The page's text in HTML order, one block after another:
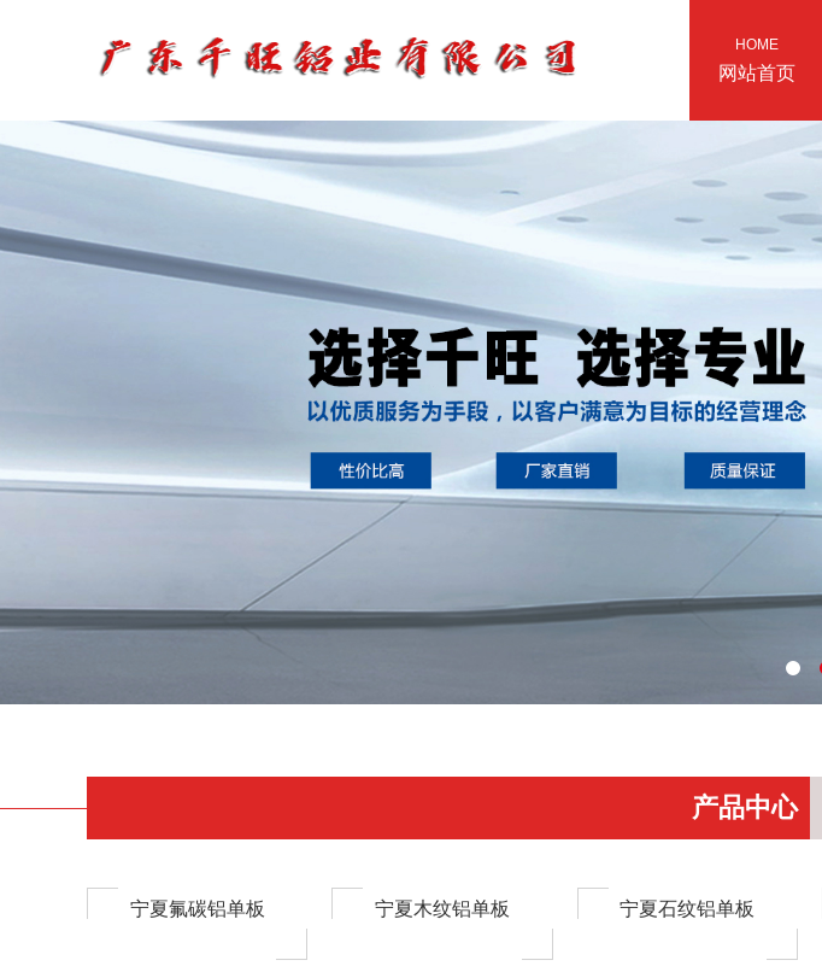
HOME
网站首页
产品中心
宁夏氟碳铝单板 宁夏木纹铝单板 宁夏石纹铝单板